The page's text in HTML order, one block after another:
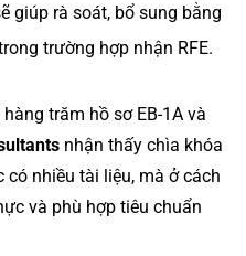
giúp rà soát, bổ sung bằng
trường hợp nhận RFE.
trăm hồ sơ EB-1A và
nhận thấy chìa khóa
nhiều tài liệu, mà ở cách
và phù hợp tiêu chuẩn